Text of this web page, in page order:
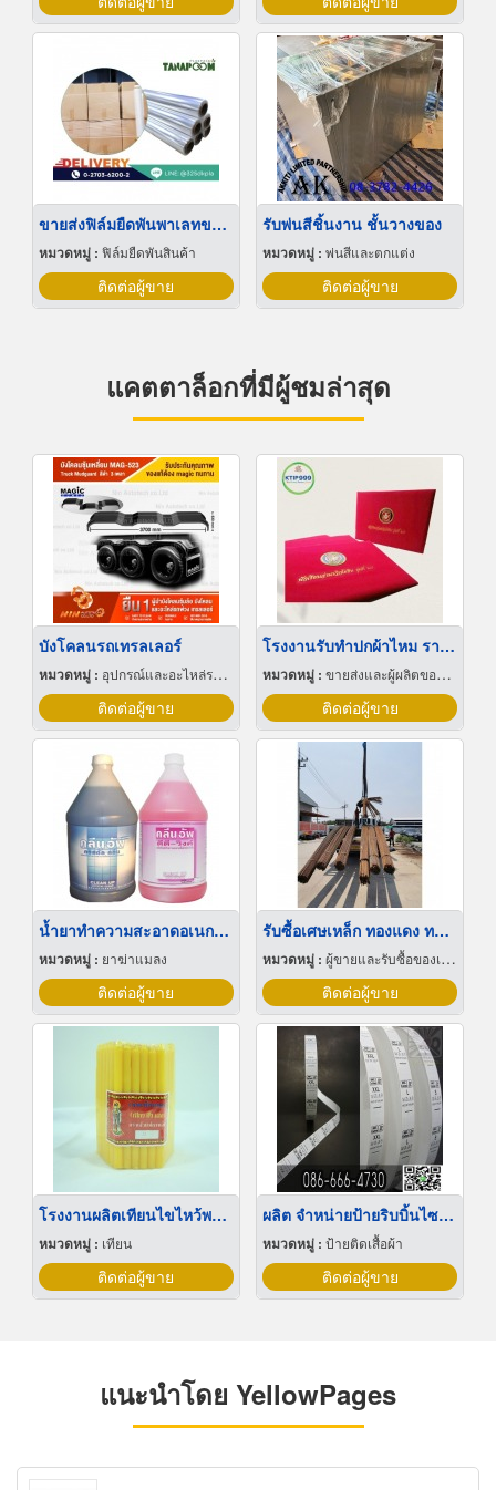
ขายส่งฟิล์มยืดพันพาเลทขนาดพันด้วยมือ Hand wrap
หมวดหมู่ : ฟิล์มยืดพันสินค้า
ติดต่อผู้ขาย
รับพ่นสีชิ้นงาน ชั้นวางของ
หมวดหมู่ : พ่นสีและตกแต่ง
ติดต่อผู้ขาย
แคตตาล็อกที่มีผู้ชมล่าสุด
บังโคลนรถเทรลเลอร์
หมวดหมู่ : อุปกรณ์และอะไหล่รถบรรทุกพ่วง
ติดต่อผู้ขาย
โรงงานรับทำปกผ้าไหม ราคาส่ง กรุงเทพ
หมวดหมู่ : ขายส่งและผู้ผลิตของขวัญและของชำร่วย
ติดต่อผู้ขาย
น้ำยาทำความสะอาดอเนกประสงค์ น้ำยาทำความสะอาดพื้นคลีนอัพ ราคาส่ง
หมวดหมู่ : ยาฆ่าแมลง
ติดต่อผู้ขาย
รับซื้อเศษเหล็ก ทองแดง ทองเหลือง สุมทรสาคร
หมวดหมู่ : ผู้ขายและรับซื้อของเก่าและเศษเหล็ก
ติดต่อผู้ขาย
โรงงานผลิตเทียนไขไหว้พระ (เทียนหนักบาท)
หมวดหมู่ : เทียน
ติดต่อผู้ขาย
ผลิต จำหน่ายป้ายริบบิ้นไซส์เสื้อ
หมวดหมู่ : ป้ายติดเสื้อผ้า
ติดต่อผู้ขาย
แนะนำโดย YellowPages